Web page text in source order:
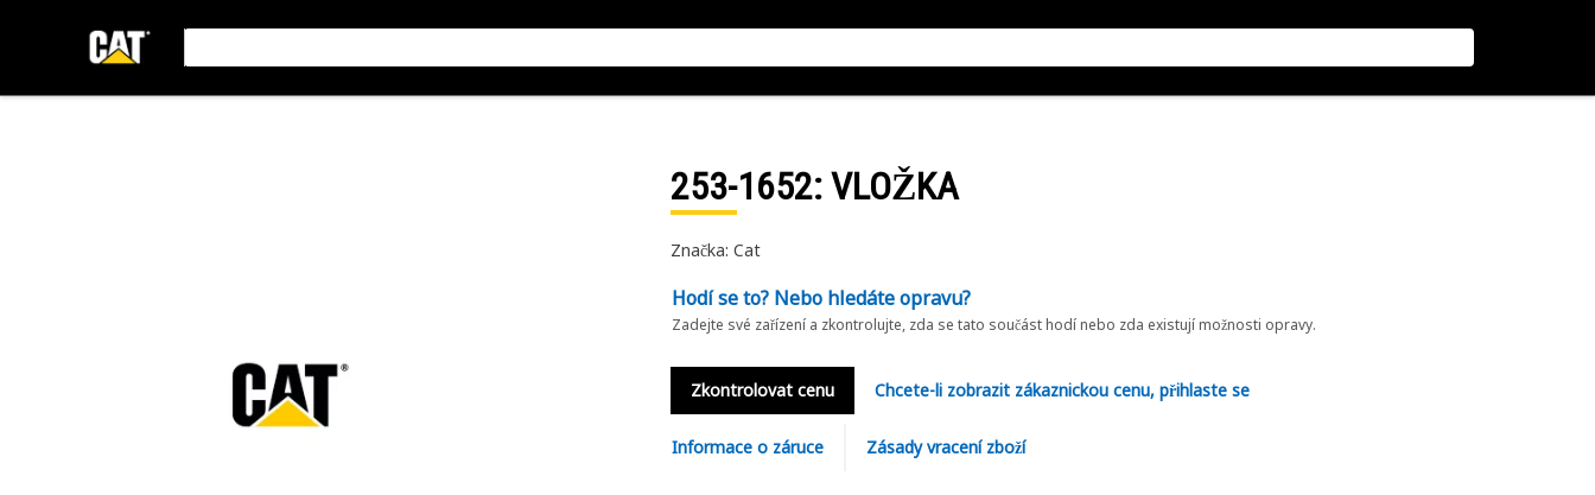
253-1652: VLOŽKA
Značka: Cat
Hodí se to? Nebo hledáte opravu?
Zadejte své zařízení a zkontrolujte, zda se tato součást hodí nebo zda existují možnosti opravy.
Zkontrolovat cenu Chcete-li zobrazit zákaznickou cenu, přihlaste se
Informace o záruce Zásady vracení zboží